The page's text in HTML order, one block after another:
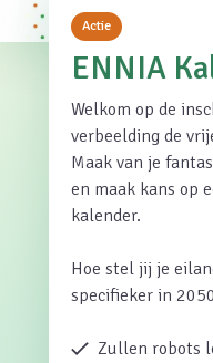
Actie
ENNIA
Welkom op de
verbeelding de
Maak van je
en maak kans op
kalender.
Hoe stel jij je
specifieker in
Zullen robots